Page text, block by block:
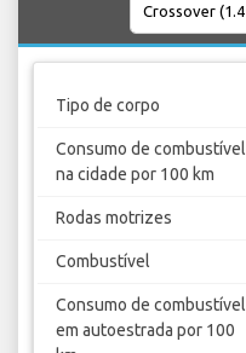
Tipo de corpo
Consumo de combustível
na cidade por 100 km
Rodas motrizes
Combustível
Consumo de combustível
em autoestrada por 100